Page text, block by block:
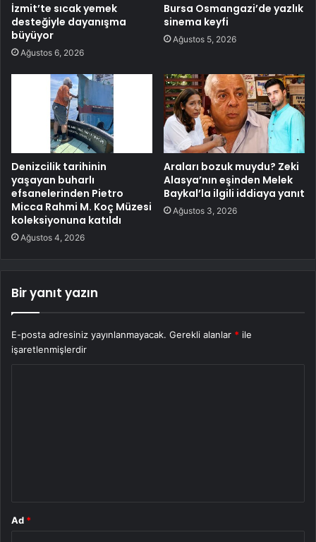
İzmit’te sıcak yemek
desteğiyle dayanışma
büyüyor
Ağustos 6, 2026
Bursa Osmangazi’de yazlık
sinema keyfi
Ağustos 5, 2026
Denizcilik tarihinin
yaşayan buharlı
efsanelerinden Pietro
Micca Rahmi M. Koç Müzesi
koleksiyonuna katıldı
Ağustos 4, 2026
Araları bozuk muydu? Zeki
Alasya’nın eşinden Melek
Baykal’la ilgili iddiaya yanıt
Ağustos 3, 2026
Bir yanıt yazın
E-posta adresiniz yayınlanmayacak. Gerekli alanlar * ile
işaretlenmişlerdir
Ad *